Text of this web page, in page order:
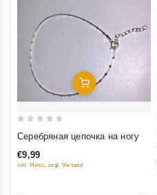
Добавить В Корзину
out
of
Серебряная цепочка на ногу
€9,99
inkl. Mwst., zzgl. Versand